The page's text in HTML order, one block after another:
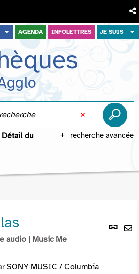
AGENDA INFOLETTRES JE SUIS
recherche avancée
Détail du
Lien
audio | Music Me
SONY MUSIC / Columbia